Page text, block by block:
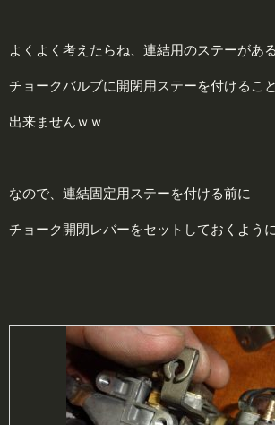
よくよく考えたらね、連結用のステーがあ
チョークバルブに開閉用ステーを付けるこ
出来ませんｗｗ
なので、連結固定用ステーを付ける前に
チョーク開閉レバーをセットしておくよう